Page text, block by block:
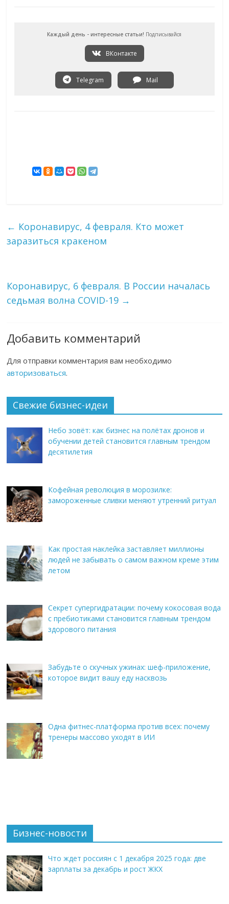
Каждый день - интересные статьи! Подписывайся
ВКонтакте
Telegram Mail
← Коронавирус, 4 февраля. Кто может
заразиться кракеном
Коронавирус, 6 февраля. В России началась
седьмая волна COVID-19 →
Добавить комментарий
Для отправки комментария вам необходимо
авторизоваться.
Свежие бизнес-идеи
Небо зовёт: как бизнес на полётах дронов и
обучении детей становится главным трендом
десятилетия
Кофейная революция в морозилке:
замороженные сливки меняют утренний ритуал
Как простая наклейка заставляет миллионы
людей не забывать о самом важном креме этим
летом
Секрет супергидратации: почему кокосовая вода
с пребиотиками становится главным трендом
здорового питания
Забудьте о скучных ужинах: шеф-приложение,
которое видит вашу еду насквозь
Одна фитнес-платформа против всех: почему
тренеры массово уходят в ИИ
Бизнес-новости
Что ждет россиян с 1 декабря 2025 года: две
зарплаты за декабрь и рост ЖКХ